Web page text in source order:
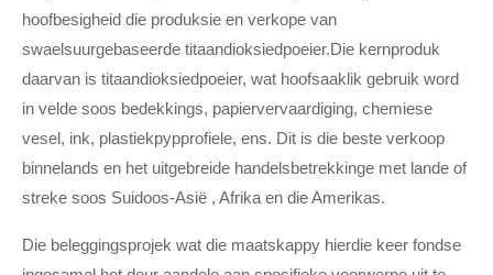
hoofbesigheid die produksie en verkope van
swaelsuurgebaseerde titaandioksiedpoeier.Die kernproduk
daarvan is titaandioksiedpoeier, wat hoofsaaklik gebruik word
in velde soos bedekkings, papiervervaardiging, chemiese
vesel, ink, plastiekpypprofiele, ens. Dit is die beste verkoop
binnelands en het uitgebreide handelsbetrekkinge met lande of
streke soos Suidoos-Asië , Afrika en die Amerikas.
Die beleggingsprojek wat die maatskappy hierdie keer fondse